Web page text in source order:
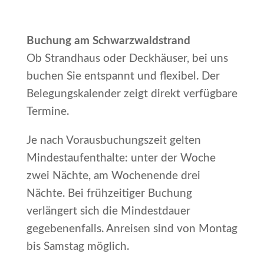
Buchung am Schwarzwaldstrand
Ob Strandhaus oder Deckhäuser, bei uns
buchen Sie entspannt und flexibel. Der
Belegungskalender zeigt direkt verfügbare
Termine.
Je nach Vorausbuchungszeit gelten
Mindestaufenthalte: unter der Woche
zwei Nächte, am Wochenende drei
Nächte. Bei frühzeitiger Buchung
verlängert sich die Mindestdauer
gegebenenfalls. Anreisen sind von Montag
bis Samstag möglich.